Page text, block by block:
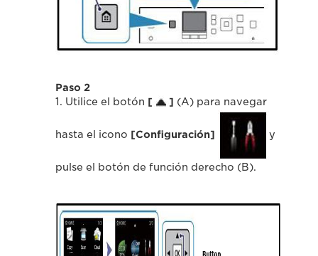
Paso 2
1. Utilice el botón [ ] (A) para navegar
hasta el icono [Configuración] y
pulse el botón de función derecho (B).